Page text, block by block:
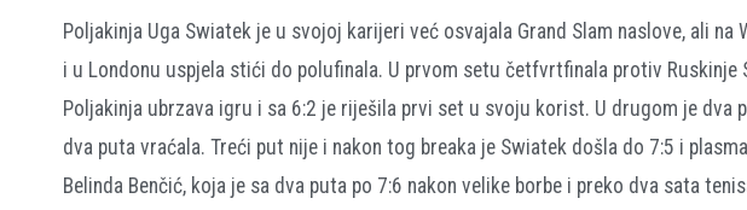
Poljakinja Uga Swiatek je u svojoj karijeri već osvajala Grand Slam naslove, ali
i u Londonu uspjela stići do polufinala. U prvom setu četfvrtfinala protiv Ruskinje
Poljakinja ubrzava igru i sa 6:2 je riješila prvi set u svoju korist. U drugom je dva
dva puta vraćala. Treći put nije i nakon tog breaka je Swiatek došla do 7:5 i
Belinda Benčić, koja je sa dva puta po 7:6 nakon velike borbe i preko dva sata